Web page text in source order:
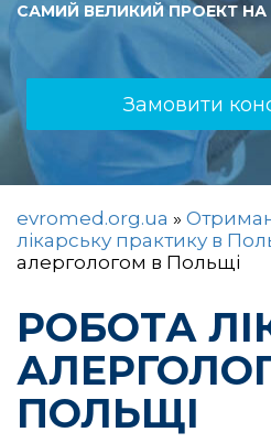
САМИЙ ВЕЛИКИЙ ПРОЕКТ НА
Замовити
evromed.org.ua »
лікарську практику в
алергологом в Польщі
РОБОТА
ПОЛЬЩІ